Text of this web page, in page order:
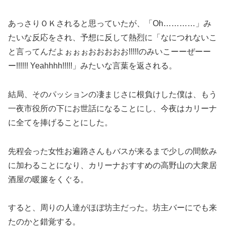
あっさりＯＫされると思っていたが、「Oh…………」み
たいな反応をされ、予想に反して熱烈に「なにつれないこ
と言ってんだよぉぉぉおおおおお!!!!!のみいこーーぜーー
ー!!!!!! Yeahhhh!!!!!」みたいな言葉を返される。
結局、そのパッションの凄まじさに根負けした僕は、もう
一夜市役所の下にお世話になることにし、今夜はカリーナ
に全てを捧げることにした。
先程会った女性お遍路さんもバスが来るまで少しの間飲み
に加わることになり、カリーナおすすめの高野山の大衆居
酒屋の暖簾をくぐる。
すると、周りの人達がほぼ坊主だった。坊主バーにでも来
たのかと錯覚する。